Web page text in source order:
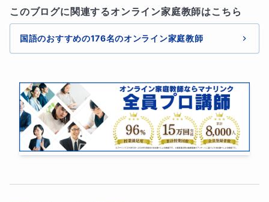
このブログに関連するオンライン家庭教師はこちら
国語のおすすめの176名のオンライン家庭教師